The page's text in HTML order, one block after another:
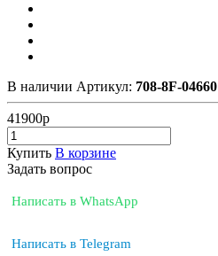
В наличии Артикул: 708-8F-04660
41900р
Купить В корзине
Задать вопрос
Написать в WhatsApp
Написать в Telegram